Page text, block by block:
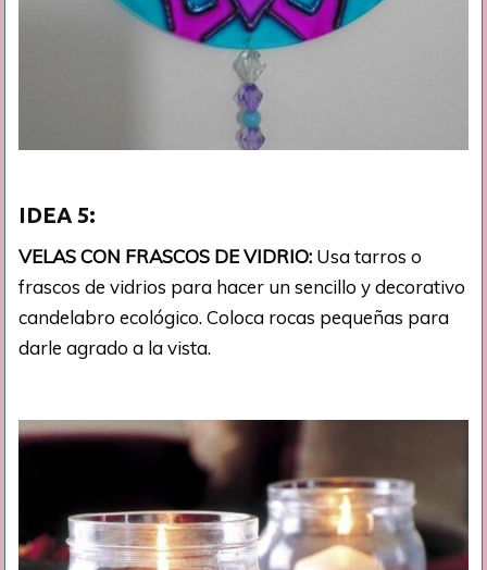
IDEA 5:
VELAS CON FRASCOS DE VIDRIO: Usa tarros o
frascos de vidrios para hacer un sencillo y decorativo
candelabro ecológico. Coloca rocas pequeñas para
darle agrado a la vista.